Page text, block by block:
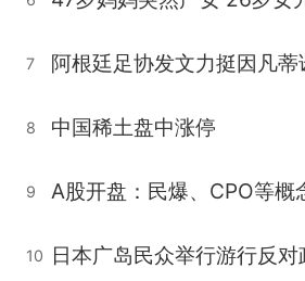
7 阿根廷足协发文力挺因凡蒂
8 中国稀土盘中涨停
9 A股开盘：民爆、CPO等概
10